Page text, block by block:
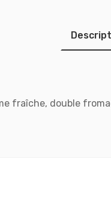
fraîche, double